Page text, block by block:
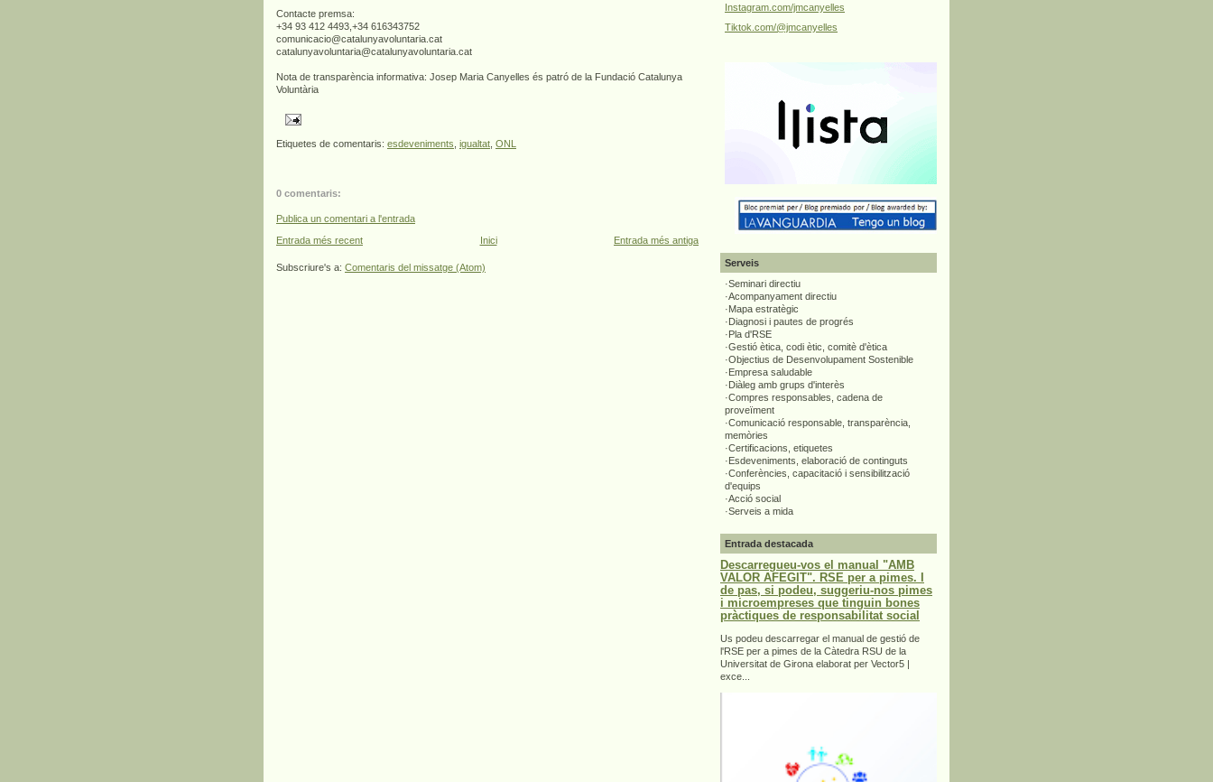
Contacte premsa:
+34 93 412 4493,+34 616343752
comunicacio@catalunyavoluntaria.cat
catalunyavoluntaria@catalunyavoluntaria.cat
Nota de transparència informativa: Josep Maria Canyelles és patró de la Fundació Catalunya
Voluntària
Etiquetes de comentaris: esdeveniments igualtat ONL
0 comentaris:
Publica un comentari a l'entrada
Entrada més recent
Entrada més antiga
Inici
Subscriure's a: Comentaris del missatge (Atom)
Instagram.com/jmcanyelles
Tiktok.com/@jmcanyelles
Serveis
·Seminari directiu
·Acompanyament directiu
·Mapa estratègic
·Diagnosi i pautes de progrés
·Pla d'RSE
·Gestió ètica, codi ètic, comitè d'ètica
·Objectius de Desenvolupament Sostenible
·Empresa saludable
·Diàleg amb grups d'interès
·Compres responsables, cadena de
proveïment
·Comunicació responsable, transparència,
memòries
·Certificacions, etiquetes
·Esdeveniments, elaboració de continguts
·Conferències, capacitació i sensibilització
d'equips
·Acció social
·Serveis a mida
Entrada destacada
Descarregueu-vos el manual "AMB
VALOR AFEGIT". RSE per a pimes. I
de pas, si podeu, suggeriu-nos pimes
i microempreses que tinguin bones
pràctiques de responsabilitat social
Us podeu descarregar el manual de gestió de
l'RSE per a pimes de la Càtedra RSU de la
Universitat de Girona elaborat per Vector5 |
exce...